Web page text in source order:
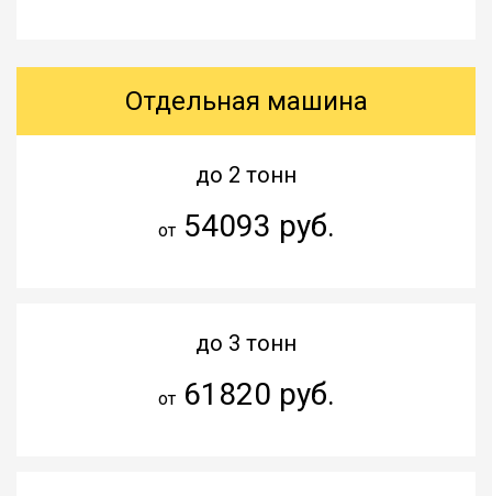
Отдельная машина
до 2 тонн
от54093 руб.
до 3 тонн
от61820 руб.